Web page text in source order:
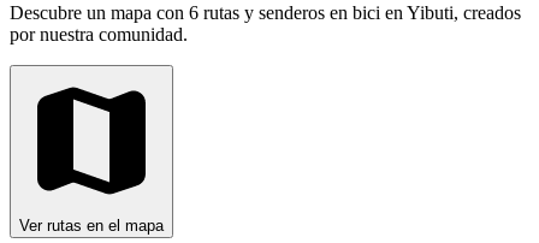
Descubre un mapa con 6 rutas y senderos en bici en Yibuti, creados
por nuestra comunidad.
Ver rutas en el mapa